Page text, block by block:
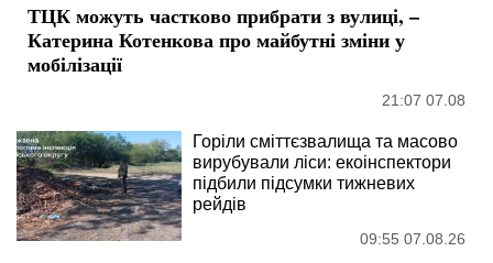
ТЦК можуть частково прибрати з вулиці, –
Катерина Котенкова про майбутні зміни у
мобілізації
21:07 07.08
Горіли сміттєзвалища та масово
вирубували ліси: екоінспектори
підбили підсумки тижневих
рейдів
09:55 07.08.26